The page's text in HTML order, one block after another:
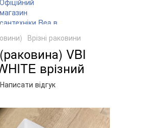
Врізні раковини
VBI
врізний
Написати відгук